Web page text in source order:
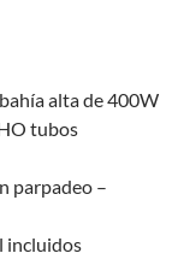
alta de 400W
tubos
parpadeo –
incluidos